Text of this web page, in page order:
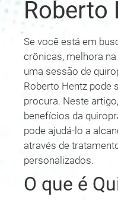
Roberto
Se você está em
crônicas, melhora
uma sessão de
Roberto Hentz pode
procura. Neste
benefícios da
pode ajudá-lo a
através de
personalizados.
O que é